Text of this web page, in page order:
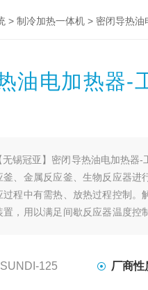
> 制冷加热一体机> 密闭导热油
油电加热器-
无锡冠亚】密闭导热油电加热器-
釜、金属反应釜、生物反应器进
过程中有需热、放热过程控制。
置，用以满足间歇反应器温度控
SUNDI-125 厂商性